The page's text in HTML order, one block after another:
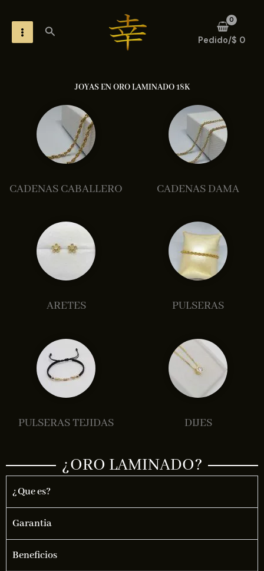
contenidoMENUBuscar
Pedido/$ 0
JOYAS EN ORO LAMINADO 18K
CADENAS CABALLERO CADENAS DAMA
ARETES PULSERAS
PULSERAS TEJIDAS DIJES
¿ORO LAMINADO?
¿Que es?
Garantia
Beneficios